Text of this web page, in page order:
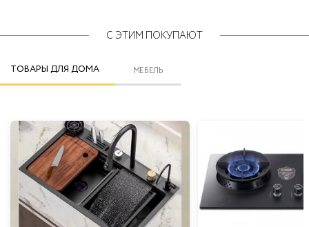
С ЭТИМ ПОКУПАЮТ
ТОВАРЫ ДЛЯ ДОМА МЕБЕЛЬ